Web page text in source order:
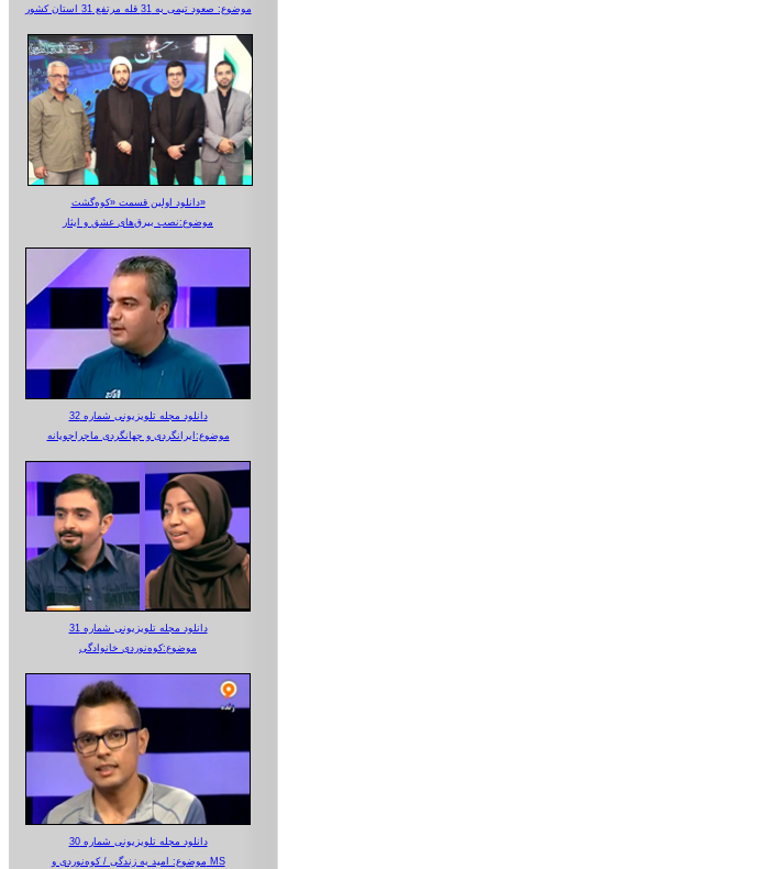
موضوع: صعود تیمی به 31 قله مرتفع 31 استان کشور
دانلود اولین قسمت «کوه‌گشت»
موضوع:نصب بیرق‌های عشق و ایثار
دانلود مجله تلویزیونی شماره 32
موضوع:ایرانگردی و جهانگردی ماجراجویانه
دانلود مجله تلویزیونی شماره 31
موضوع:کوه‌نوردی خانوادگی
دانلود مجله تلویزیونی شماره 30
موضوع: امید به زندگی / کوه‌نوردی و MS